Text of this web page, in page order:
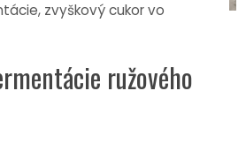
, zvyškový cukor vo
ružového